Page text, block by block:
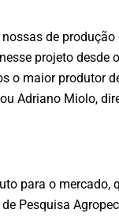
de
projeto
o maior produtor
Adriano Miolo,
para o
Pesquisa